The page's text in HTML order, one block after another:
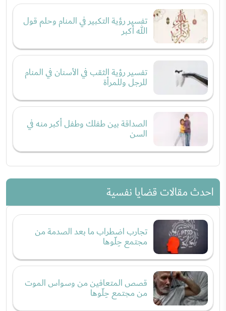
تفسير رؤية التكبير في المنام وحلم قول
الله أكبر
تفسير رؤية الثقب في الأسنان في المنام
للرجل وللمرأة
الصداقة بين طفلك وطفل أكبر منه في
السن
احدث مقالات قضايا نفسية
تجارب اضطراب ما بعد الصدمة من
مجتمع حِلّوها
قصص المتعافين من وسواس الموت
من مجتمع حِلّوها